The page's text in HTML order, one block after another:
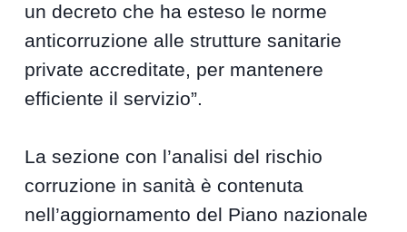
un decreto che ha esteso le norme
anticorruzione alle strutture sanitarie
private accreditate, per mantenere
efficiente il servizio”.
La sezione con l’analisi del rischio
corruzione in sanità è contenuta
nell’aggiornamento del Piano nazionale